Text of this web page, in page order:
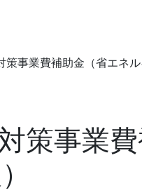
業費補助金（省エネル
事業費